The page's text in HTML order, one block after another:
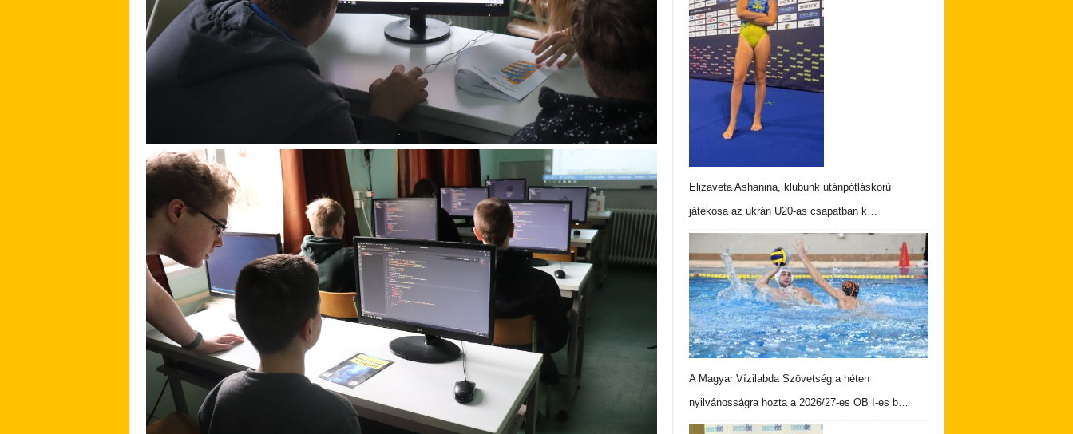
Elizaveta Ashanina, klubunk utánpótláskorú
játékosa az ukrán U20-as csapatban k…
A Magyar Vízilabda Szövetség a héten
nyilvánosságra hozta a 2026/27-es OB I-es b…